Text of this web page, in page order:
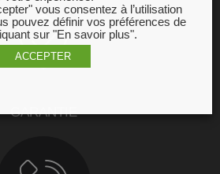
GARANTIE
vous consentez à l’utilisation
pouvez définir vos préférences de
sur "En savoir plus".
ACCEPTER